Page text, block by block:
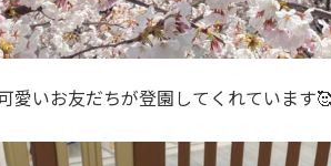
愛いお友だちが登園してくれています